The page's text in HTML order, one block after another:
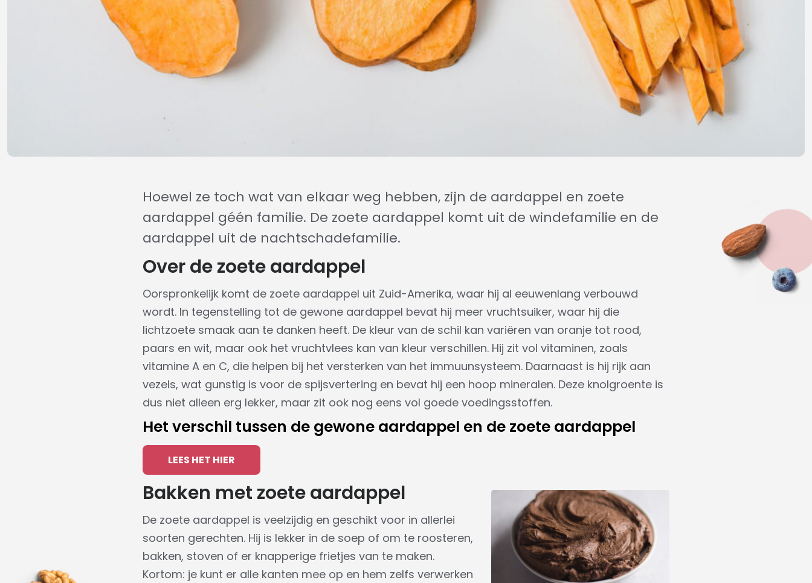
Hoewel ze toch wat van elkaar weg hebben, zijn de aardappel en zoete
aardappel géén familie. De zoete aardappel komt uit de windefamilie en de
aardappel uit de nachtschadefamilie.
Over de zoete aardappel
Oorspronkelijk komt de zoete aardappel uit Zuid-Amerika, waar hij al eeuwenlang verbouwd
wordt. In tegenstelling tot de gewone aardappel bevat hij meer vruchtsuiker, waar hij die
lichtzoete smaak aan te danken heeft. De kleur van de schil kan variëren van oranje tot rood,
paars en wit, maar ook het vruchtvlees kan van kleur verschillen. Hij zit vol vitaminen, zoals
vitamine A en C, die helpen bij het versterken van het immuunsysteem. Daarnaast is hij rijk aan
vezels, wat gunstig is voor de spijsvertering en bevat hij een hoop mineralen. Deze knolgroente is
dus niet alleen erg lekker, maar zit ook nog eens vol goede voedingsstoffen.
Het verschil tussen de gewone aardappel en de zoete aardappel
LEES HET HIER
Bakken met zoete aardappel
De zoete aardappel is veelzijdig en geschikt voor in allerlei
soorten gerechten. Hij is lekker in de soep of om te roosteren,
bakken, stoven of er knapperige frietjes van te maken.
Kortom: je kunt er alle kanten mee op en hem zelfs verwerken